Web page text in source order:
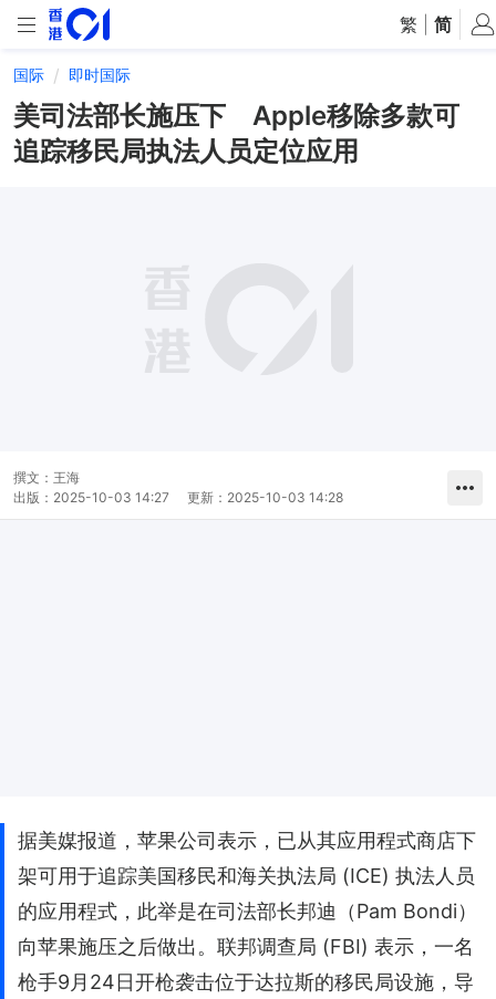
繁 简
国际 即时国际
美司法部长施压下 Apple移除多款可
追踪移民局执法人员定位应用
撰文： 王海
出版： 2025-10-03 14:27 更新： 2025-10-03 14:28
据美媒报道，苹果公司表示，已从其应用程式商店下
架可用于追踪美国移民和海关执法局 (ICE) 执法人员
的应用程式，此举是在司法部长邦迪（Pam Bondi）
向苹果施压之后做出。联邦调查局 (FBI) 表示，一名
枪手9月24日开枪袭击位于达拉斯的移民局设施，导